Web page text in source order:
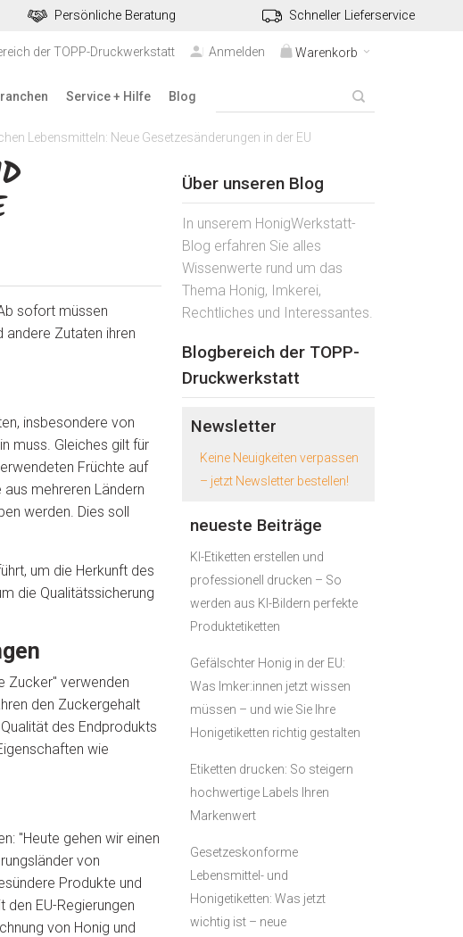
Persönliche Beratung Schneller Lieferservice
Warenkorb
der TOPP-Druckwerkstatt Anmelden
Service + Hilfe Blog
Lebensmitteln: Neue Gesetzesänderungen in der EU
sofort müssen
andere Zutaten ihren
insbesondere von
muss. Gleiches gilt für
Früchte auf
mehreren Ländern
werden. Dies soll
um die Herkunft des
die Qualitätssicherung
Zucker" verwenden
den Zuckergehalt
des Endprodukts
wie
"Heute gehen wir einen
von
Produkte und
EU-Regierungen
von Honig und
Über unseren Blog
In unserem HonigWerkstatt-
Blog erfahren Sie alles
Wissenwerte rund um das
Thema Honig, Imkerei,
Rechtliches und Interessantes.
Blogbereich der TOPP-
Druckwerkstatt
Newsletter
Keine Neuigkeiten verpassen
– jetzt Newsletter bestellen!
neueste Beiträge
KI-Etiketten erstellen und
professionell drucken – So
werden aus KI-Bildern perfekte
Produktetiketten
Gefälschter Honig in der EU:
Was Imker:innen jetzt wissen
müssen – und wie Sie Ihre
Honigetiketten richtig gestalten
Etiketten drucken: So steigern
hochwertige Labels Ihren
Markenwert
Gesetzeskonforme
Lebensmittel- und
Honigetiketten: Was jetzt
wichtig ist – neue